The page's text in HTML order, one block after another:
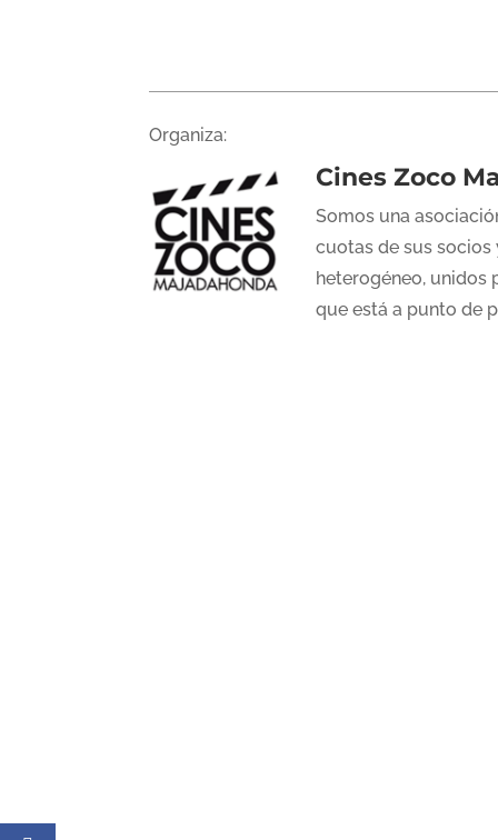
Organiza:
Cines Zoco
Somos una
cuotas de sus
heterogéneo,
que está a punto de